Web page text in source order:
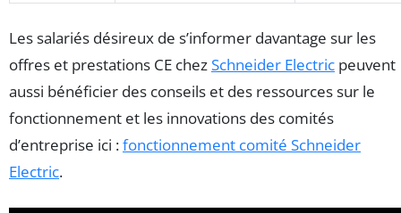
Les salariés désireux de s’informer davantage sur les
offres et prestations CE chezSchneider Electric peuvent
aussi bénéficier des conseils et des ressources sur le
fonctionnement et les innovations des comités
d’entreprise ici :fonctionnement comité Schneider
Electric.